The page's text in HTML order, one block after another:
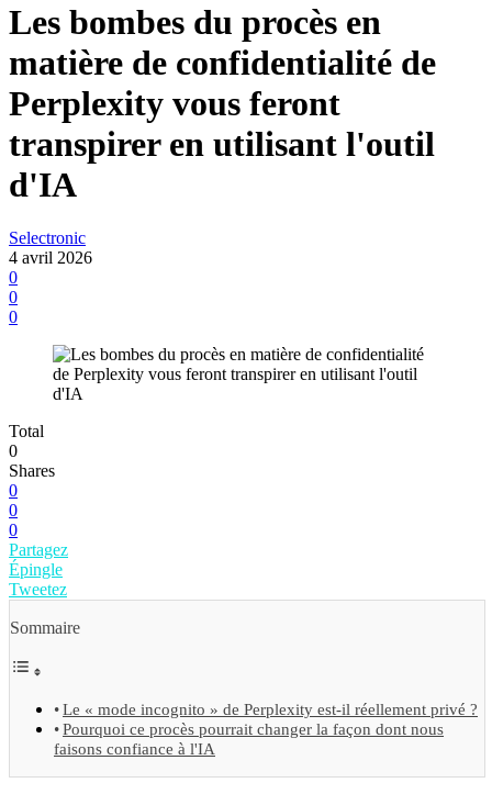
Les bombes du procès en
matière de confidentialité de
Perplexity vous feront
transpirer en utilisant l'outil
d'IA
Selectronic
4 avril 2026
0
0
0
Total
0
Shares
0
0
0
Partagez
Épingle
Tweetez
Sommaire
Le « mode incognito » de Perplexity est-il réellement privé ?
Pourquoi ce procès pourrait changer la façon dont nous
faisons confiance à l'IA